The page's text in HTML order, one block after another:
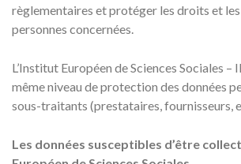
règlementaires et protéger les droits et les
personnes concernées.
L’Institut Européen de Sciences Sociales –
même niveau de protection des données
sous-traitants (prestataires, fournisseurs,
Les données susceptibles d’être